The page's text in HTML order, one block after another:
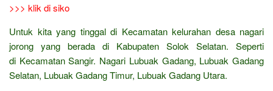
>>> klik di siko
Untuk kita yang tinggal di Kecamatan kelurahan desa nagari
jorong yang berada di Kabupaten Solok Selatan. Seperti
di Kecamatan Sangir. Nagari Lubuak Gadang, Lubuak Gadang
Selatan, Lubuak Gadang Timur, Lubuak Gadang Utara.